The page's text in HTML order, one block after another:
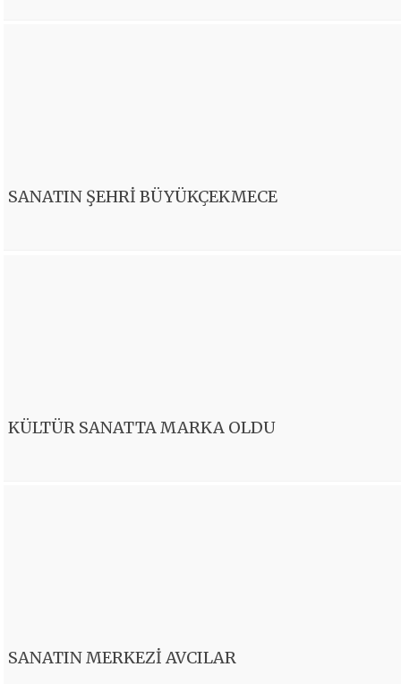
SANATIN ŞEHRİ BÜYÜKÇEKMECE
KÜLTÜR SANATTA MARKA OLDU
SANATIN MERKEZİ AVCILAR